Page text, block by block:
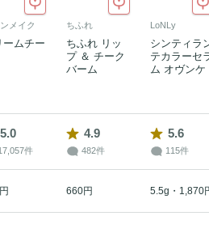
メイク
ームチー
ちふれ
ちふれ リッ
プ ＆ チーク
バーム
LoNLy
シンティラ
テカラーセ
ム オヴンケ
5.0
件
4.9
482件
5.6
115件
660円 5.5g・1,870